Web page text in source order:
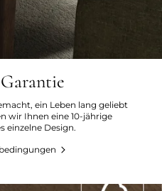
Garantie
ein Leben lang geliebt
wir Ihnen eine 10-jährige
einzelne Design.